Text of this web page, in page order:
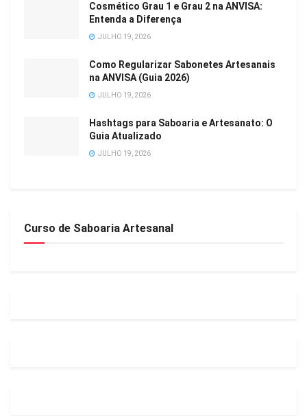
Cosmético Grau 1 e Grau 2 na ANVISA:
Entenda a Diferença
JULHO 19, 2026
Como Regularizar Sabonetes Artesanais
na ANVISA (Guia 2026)
JULHO 19, 2026
Hashtags para Saboaria e Artesanato: O
Guia Atualizado
JULHO 19, 2026
Curso de Saboaria Artesanal